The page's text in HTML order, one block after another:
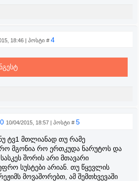
18:46 | პოსტი # 4
10/04/2015, 18:57 | პოსტი # 5
ტვ1 მთლიანად თუ რამე
რო მგონია რო ერთკუდა ნარუტოს და
შორის არი მთავარი
სუსტები არიან. თუ წყევლის
მოვაშორებთ, ამ შემთხვევაში